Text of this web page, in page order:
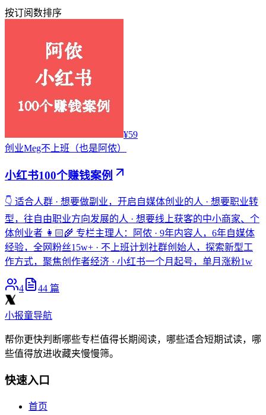
按订阅数排序
¥59
创业Meg不上班（也是阿侬）
小红书100个赚钱案例
👇 适合人群 · 想要做副业，开启自媒体创业的人 · 想要职业转
型，往自由职业方向发展的人 · 想要线上获客的中小商家、个
体创业者 👩🏻‍🌾 专栏主理人：阿侬 · 9年内容人，6年自媒体
经验，全网粉丝15w+ · 不上班计划社群创始人，探索新型工
作方式，聚焦创作者经济 · 小红书一个月起号，单月涨粉1w
4 44 篇
小报童导航
帮你更快判断哪些专栏值得长期阅读，哪些适合短期试读，哪
些值得放进收藏夹慢慢筛。
快速入口
首页